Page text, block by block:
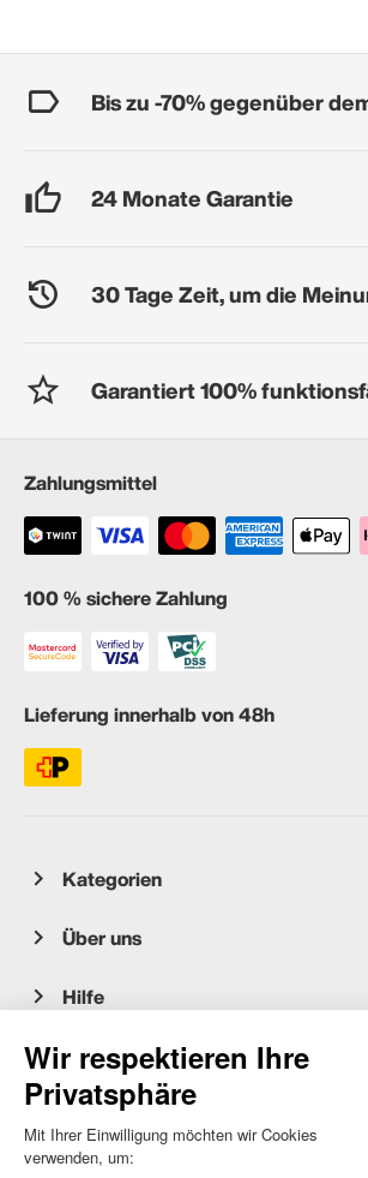
Bis zu -70% gegenüber
24 Monate Garantie
30 Tage Zeit, um die
Garantiert 100%
Zahlungsmittel
100 % sichere Zahlung
Lieferung innerhalb von 48h
Kategorien
Über uns
Hilfe
Kundenservice
Montag-Freitag 08:00-17:00